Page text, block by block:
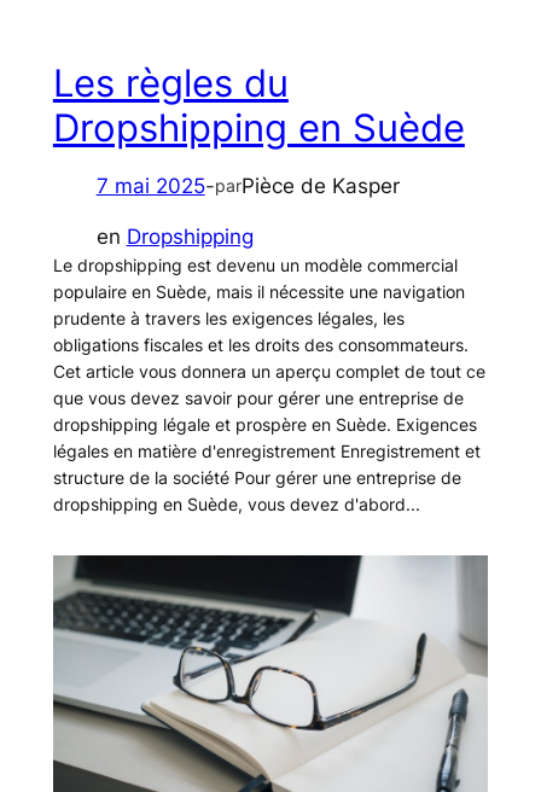
Les règles du
Dropshipping en Suède
7 mai 2025-parPièce de Kasper
en Dropshipping
Le dropshipping est devenu un modèle commercial
populaire en Suède, mais il nécessite une navigation
prudente à travers les exigences légales, les
obligations fiscales et les droits des consommateurs.
Cet article vous donnera un aperçu complet de tout ce
que vous devez savoir pour gérer une entreprise de
dropshipping légale et prospère en Suède. Exigences
légales en matière d'enregistrement Enregistrement et
structure de la société Pour gérer une entreprise de
dropshipping en Suède, vous devez d'abord...